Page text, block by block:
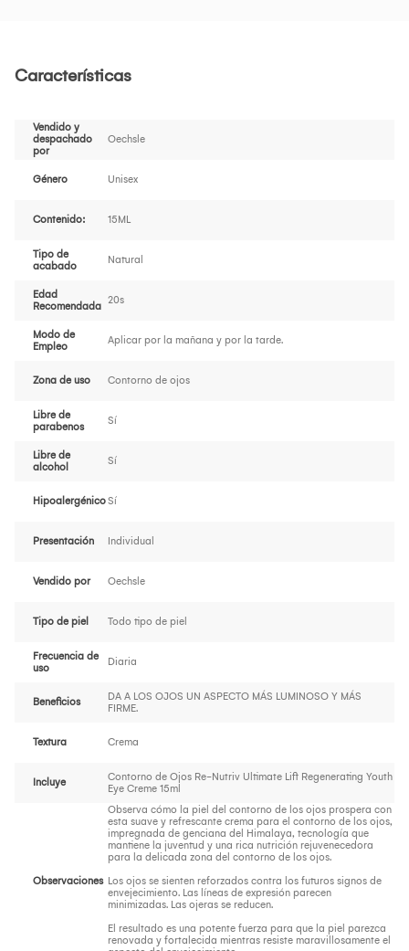
Características
Vendido y
despachado
por
Oechsle
Género Unisex
Contenido: 15ML
Tipo de
acabado
Natural
Edad
Recomendada
20s
Modo de
Empleo
Aplicar por la mañana y por la tarde.
Zona de uso Contorno de ojos
Libre de
parabenos
Sí
Libre de
alcohol
Sí
HipoalergénicoSí
Presentación Individual
Vendido por Oechsle
Tipo de piel Todo tipo de piel
Frecuencia de
uso
Diaria
Beneficios
DA A LOS OJOS UN ASPECTO MÁS LUMINOSO Y MÁS
FIRME.
Textura Crema
Incluye
Contorno de Ojos Re-Nutriv Ultimate Lift Regenerating Youth
Eye Creme 15ml
Observaciones
Observa cómo la piel del contorno de los ojos prospera con
esta suave y refrescante crema para el contorno de los ojos,
impregnada de genciana del Himalaya, tecnología que
mantiene la juventud y una rica nutrición rejuvenecedora
para la delicada zona del contorno de los ojos.
Los ojos se sienten reforzados contra los futuros signos de
envejecimiento. Las líneas de expresión parecen
minimizadas. Las ojeras se reducen.
El resultado es una potente fuerza para que la piel parezca
renovada y fortalecida mientras resiste maravillosamente el